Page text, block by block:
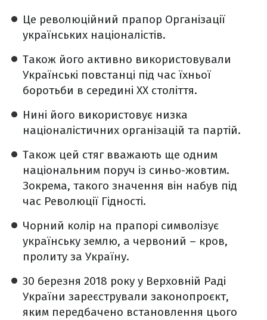
Це революційний прапор Організації
українських націоналістів.
Також його активно використовували
Українські повстанці під час їхньої
боротьби в середині XX століття.
Нині його використовує низка
націоналістичних організацій та партій.
Також цей стяг вважають ще одним
національним поруч із синьо-жовтим.
Зокрема, такого значення він набув під
час Революції Гідності.
Чорний колір на прапорі символізує
українську землю, а червоний – кров,
пролиту за Україну.
30 березня 2018 року у Верховній Раді
України зареєстрували законопроєкт,
яким передбачено встановлення цього